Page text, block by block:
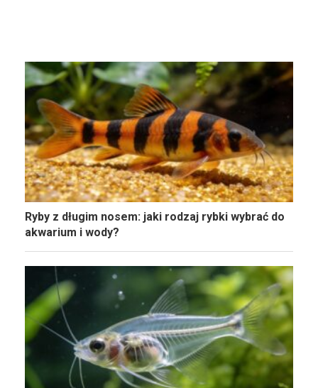
Ryby z długim nosem: jaki rodzaj rybki wybrać do
akwarium i wody?